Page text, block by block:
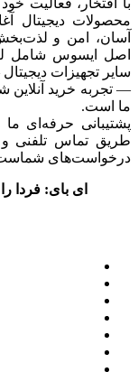
محصولات دیجیتال
آسان، امن و
اصل ایسوس شامل
سایر تجهیزات
— تجربه خرید
ما است.
پشتیبانی حرفه‌ای
طریق تماس تلفنی و
درخواست‌های
ای بای: فردا